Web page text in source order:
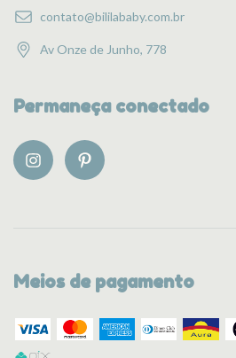
contato@bililababy.com.br
Av Onze de Junho, 778
Permaneça conectado
Meios de pagamento